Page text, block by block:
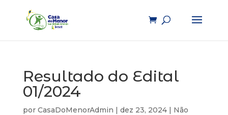
Resultado do Edital
01/2024
por CasaDoMenorAdmin | dez 23, 2024| Não